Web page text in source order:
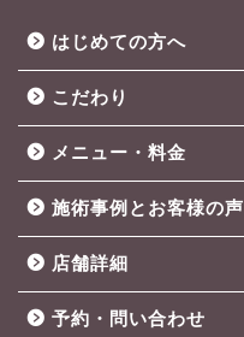
はじめての方へ
こだわり
メニュー・料金
施術事例とお客様の声
店舗詳細
予約・問い合わせ